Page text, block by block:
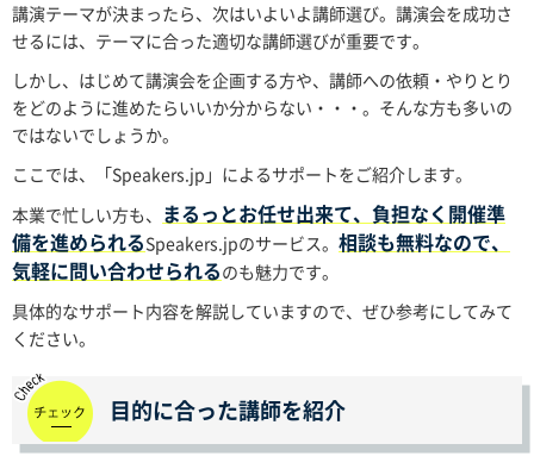
講演テーマが決まったら、次はいよいよ講師選び。講演会を成功さ
せるには、テーマに合った適切な講師選びが重要です。
しかし、はじめて講演会を企画する方や、講師への依頼・やりとり
をどのように進めたらいいか分からない・・・。そんな方も多いの
ではないでしょうか。
ここでは、「Speakers.jp」によるサポートをご紹介します。
本業で忙しい方も、 まるっとお任せ出来て、負担なく開催準
備を進められるSpeakers.jpのサービス。 相談も無料なので、
気軽に問い合わせられるのも魅力です。
具体的なサポート内容を解説していますので、ぜひ参考にしてみて
ください。
目的に合った講師を紹介